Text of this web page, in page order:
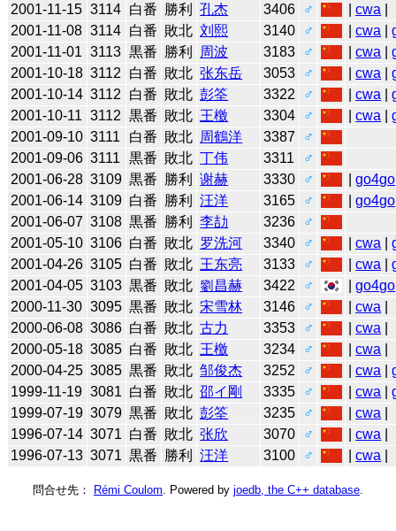
2001-11-15 3114 白番 勝利 孔杰 3406 ♂ |cwa
2001-11-08 3114 白番 敗北 刘熙 3140 ♂ |cwa |
2001-11-01 3113 黒番 勝利 周波 3183 ♂ |cwa |
2001-10-18 3112 白番 敗北 张东岳 3053 ♂ |cwa |
2001-10-14 3112 白番 敗北 彭筌 3322 ♂ |cwa |
2001-10-11 3112 黒番 敗北 王檄 3304 ♂ |cwa |
2001-09-10 3111 白番 敗北 周鶴洋 3387
♂
2001-09-06 3111 黒番 敗北 丁伟 3311
♂
2001-06-28 3109 黒番 勝利 谢赫 3330 ♂ |go4go
2001-06-14 3109 白番 勝利 汪洋 3165 ♂ |go4go
2001-06-07 3108 黒番 勝利 李劼 3236
♂
2001-05-10 3106 白番 敗北 罗洗河 3340 ♂ |cwa |
2001-04-26 3105 白番 敗北 王东亮 3133 ♂ |cwa |
2001-04-05 3103 黒番 敗北 劉昌赫 3422 ♂ |go4go
2000-11-30 3095 黒番 敗北 宋雪林 3146 ♂ |cwa
2000-06-08 3086 白番 敗北 古力 3353 ♂ |cwa
2000-05-18 3085 白番 敗北 王檄 3234 ♂ |cwa
2000-04-25 3085 黒番 敗北 邹俊杰 3252 ♂ |cwa |
1999-11-19 3081 白番 敗北 邵イ剛 3335 ♂ |cwa |
1999-07-19 3079 黒番 敗北 彭筌 3235 ♂ |cwa
1996-07-14 3071 白番 敗北 张欣 3070 ♂ |cwa
1996-07-13 3071 黒番 勝利 汪洋 3100 ♂ |cwa
問合せ先： Rémi Coulom . Powered by joedb, the C++ database